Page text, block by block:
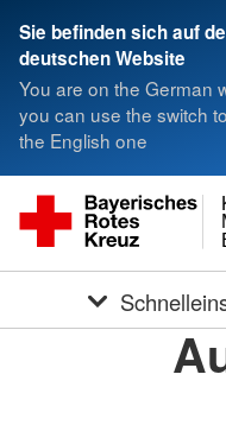
Sie befinden sich auf
deutschen Website
You are on the German
you can use the switch
the English one